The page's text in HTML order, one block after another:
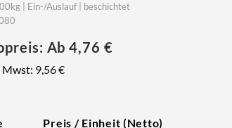
| Ein-/Auslauf | beschichtet
Ab4,76 €
Mwst: 9,56€
Preis / Einheit (Netto)